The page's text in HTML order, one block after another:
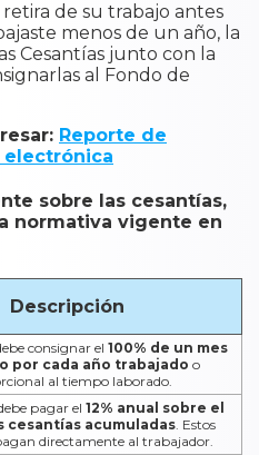
de su trabajo antes
menos de un año, la
Cesantías junto con la
al Fondo de
Reporte de
electrónica
sobre las cesantías,
normativa vigente en
Descripción
consignar el 100% de un mes
por cada año trabajado o
al tiempo laborado.
pagar el 12% anual sobre el
cesantías acumuladas. Estos
directamente al trabajador.